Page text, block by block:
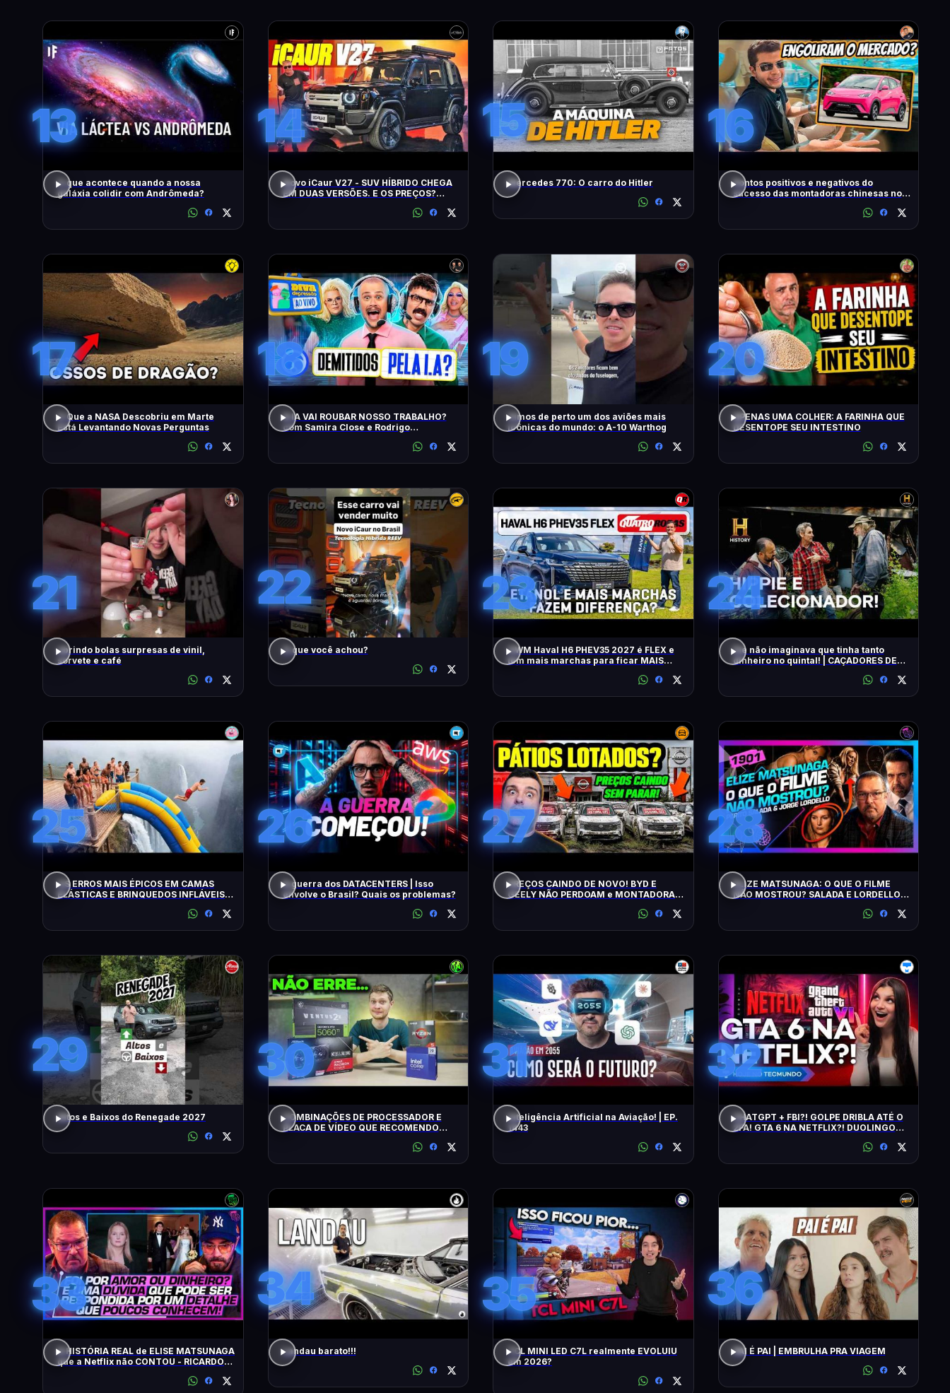
13
O que acontece quando a nossa
galáxia colidir com Andrômeda?
14
Novo iCaur V27 - SUV HÍBRIDO CHEGA
EM DUAS VERSÕES. E OS PREÇOS?
15
Mercedes 770: O carro do Hitler
16
Pontos positivos e negativos do
sucesso das montadoras chinesas no
17
O Que a NASA Descobriu em Marte
Está Levantando Novas Perguntas
18
A IA VAI ROUBAR NOSSO TRABALHO?
com Samira Close e Rodrigo
19
Vimos de perto um dos aviões mais
icônicas do mundo: o A-10 Warthog
20
APENAS UMA COLHER: A FARINHA QUE
DESENTOPE SEU INTESTINO
21
abrindo bolas surpresas de vinil,
sorvete e café
22
O que você achou?
23
GWM Haval H6 PHEV35 2027 é FLEX e
tem mais marchas para ficar MAIS
24
Ele não imaginava que tinha tanto
dinheiro no quintal! | CAÇADORES DE
25
OS ERROS MAIS ÉPICOS EM CAMAS
ELÁSTICAS E BRINQUEDOS INFLÁVEIS
26
A guerra dos DATACENTERS | Isso
envolve o Brasil? Quais os problemas?
27
PREÇOS CAINDO DE NOVO! BYD E
GEELY NÃO PERDOAM e MONTADORAS
28
ELIZE MATSUNAGA: O QUE O FILME
NÃO MOSTROU? SALADA E LORDELLO -
29
Altos e Baixos do Renegade 2027
30
COMBINAÇÕES DE PROCESSADOR E
PLACA DE VÍDEO QUE RECOMENDO
31
Inteligência Artificial na Aviação! | EP.
1443
32
CHATGPT + FBI?! GOLPE DRIBLA ATÉ O
2FA! GTA 6 NA NETFLIX?! DUOLINGO
33
A HISTÓRIA REAL de ELISE MATSUNAGA
que a Netflix não CONTOU - RICARDO
34
Landau barato!!!
35
TCL MINI LED C7L realmente EVOLUIU
em 2026?
36
PAI É PAI | EMBRULHA PRA VIAGEM